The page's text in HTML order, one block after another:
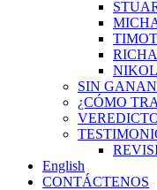
SIN
¿CÓMO
English
CONTÁCTENOS